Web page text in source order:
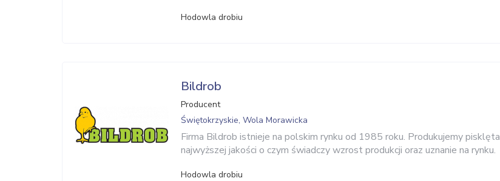
Hodowla drobiu
Bildrob
Producent
Świętokrzyskie, Wola Morawicka
Firma Bildrob istnieje na polskim rynku od 1985 roku. Produkujemy pisklęta
najwyższej jakości o czym świadczy wzrost produkcji oraz uznanie na rynku.
Hodowla drobiu